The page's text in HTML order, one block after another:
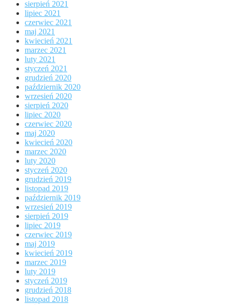
sierpień 2021
lipiec 2021
czerwiec 2021
maj 2021
kwiecień 2021
marzec 2021
luty 2021
styczeń 2021
grudzień 2020
październik 2020
wrzesień 2020
sierpień 2020
lipiec 2020
czerwiec 2020
maj 2020
kwiecień 2020
marzec 2020
luty 2020
styczeń 2020
grudzień 2019
listopad 2019
październik 2019
wrzesień 2019
sierpień 2019
lipiec 2019
czerwiec 2019
maj 2019
kwiecień 2019
marzec 2019
luty 2019
styczeń 2019
grudzień 2018
listopad 2018